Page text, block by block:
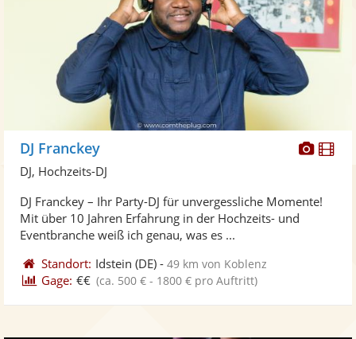
Fotos
DJ Franckey
DJ, Hochzeits-DJ
DJ Franckey – Ihr Party-DJ für unvergessliche Momente!
Mit über 10 Jahren Erfahrung in der Hochzeits- und
Eventbranche weiß ich genau, was es ...
Standort: Idstein (DE) -49 km von Koblenz
Gage: €€ (ca. 500 € - 1800 € pro Auftritt)